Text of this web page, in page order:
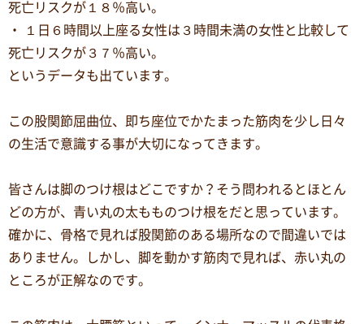
死亡リスクが１８％高い。
・ １日６時間以上座る女性は３時間未満の女性と比較して
死亡リスクが３７％高い。
というデータも出ています。
この股関節屈曲位、即ち座位でかたまった筋肉を少し日々
の生活で意識する事が大切になってきます。
皆さんは脚のつけ根はどこですか？そう問われるとほとん
どの方が、青い丸の太もものつけ根をだと思っています。
確かに、骨格で見れば股関節のある場所なので間違いでは
ありません。しかし、脚を動かす筋肉で見れば、赤い丸の
ところが正解なのです。